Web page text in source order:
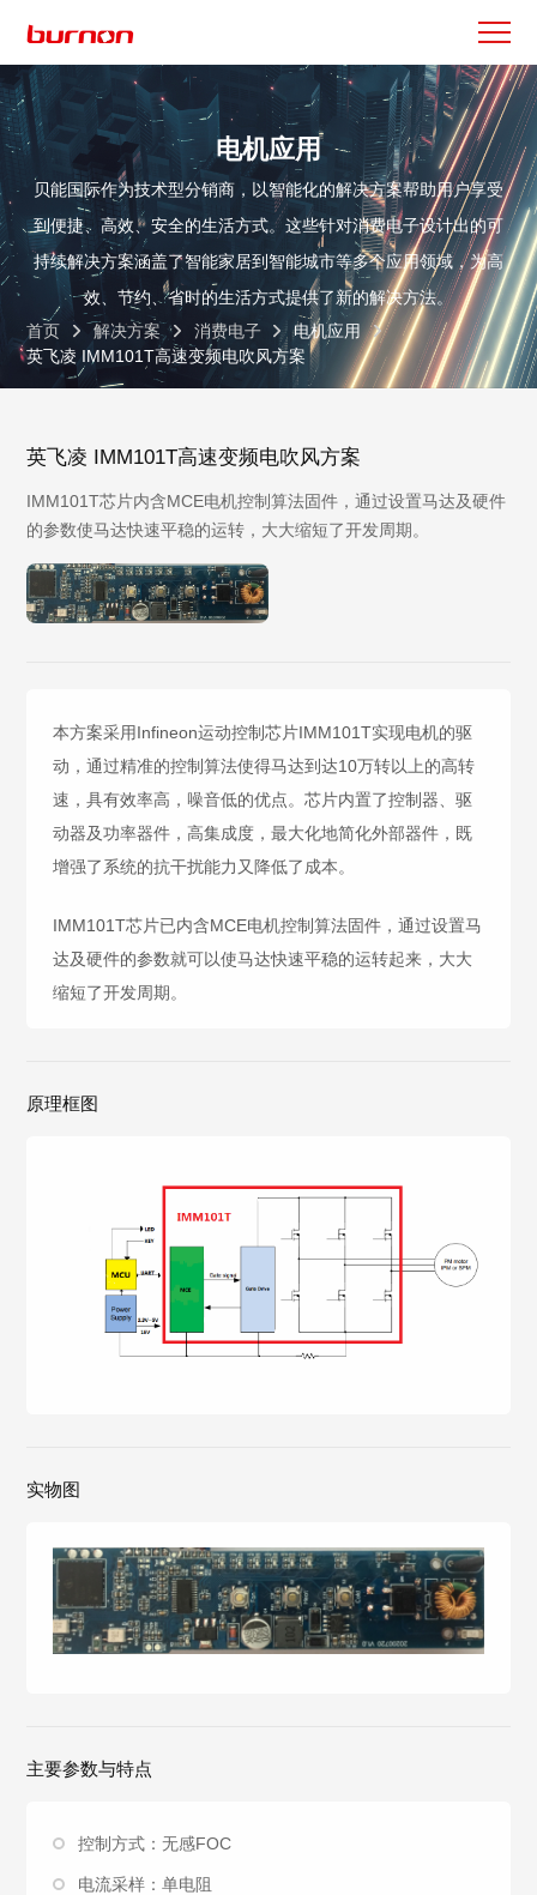
电机应用
贝能国际作为技术型分销商，以智能化的解决方案帮助用户享受
到便捷、高效、安全的生活方式。这些针对消费电子设计出的可
持续解决方案涵盖了智能家居到智能城市等多个应用领域，为高
效、节约、省时的生活方式提供了新的解决方法。
首页
解决方案 消费电子
电机应用
英飞凌 IMM101T高速变频电吹风方案
英飞凌 IMM101T高速变频电吹风方案
IMM101T芯片内含MCE电机控制算法固件，通过设置马达及硬件
的参数使马达快速平稳的运转，大大缩短了开发周期。
本方案采用Infineon运动控制芯片IMM101T实现电机的驱
动，通过精准的控制算法使得马达到达10万转以上的高转
速，具有效率高，噪音低的优点。芯片内置了控制器、驱
动器及功率器件，高集成度，最大化地简化外部器件，既
增强了系统的抗干扰能力又降低了成本。
IMM101T芯片已内含MCE电机控制算法固件，通过设置马
达及硬件的参数就可以使马达快速平稳的运转起来，大大
缩短了开发周期。
原理框图
实物图
主要参数与特点
控制方式：无感FOC
电流采样：单电阻